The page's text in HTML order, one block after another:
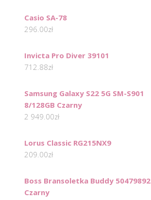
Casio SA-78
296.00zł
Invicta Pro Diver 39101
712.88zł
Samsung Galaxy S22 5G SM-S901
8/128GB Czarny
2 949.00zł
Lorus Classic RG215NX9
209.00zł
Boss Bransoletka Buddy 50479892
Czarny